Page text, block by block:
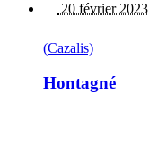
20 février 2023
(Cazalis)
Hontagné